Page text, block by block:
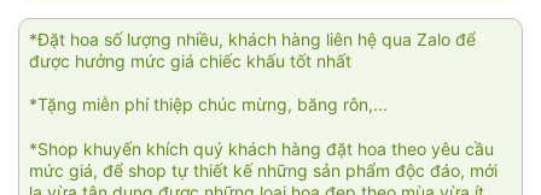
*Đặt hoa số lượng nhiều, khách hàng liên hệ qua Zalo để
được hưởng mức giá chiếc khấu tốt nhất
*Tặng miễn phí thiệp chúc mừng, băng rôn,...
*Shop khuyến khích quý khách hàng đặt hoa theo yêu cầu
mức giá, để shop tự thiết kế những sản phẩm độc đáo, mới